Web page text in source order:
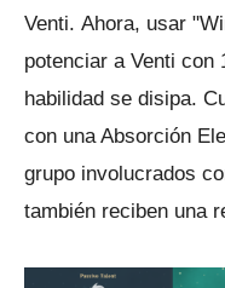
Venti. Ahora, usar
potenciar a Venti con
habilidad se disipa.
con una Absorción
grupo involucrados
también reciben una